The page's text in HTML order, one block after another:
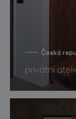
Česká
privátní